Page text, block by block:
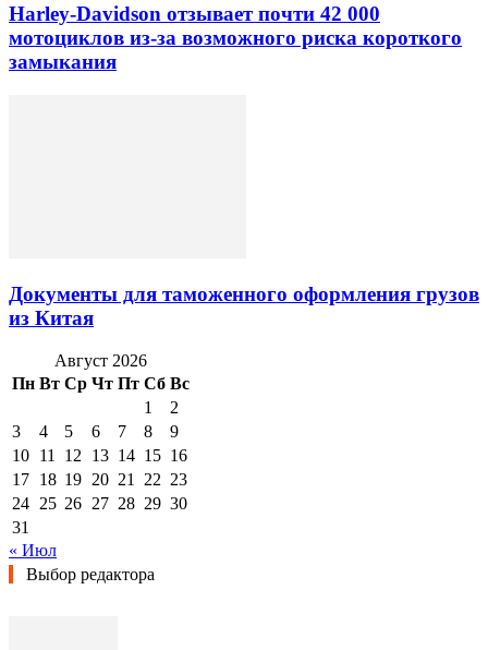
Harley-Davidson отзывает почти 42 000
мотоциклов из-за возможного риска короткого
замыкания
Документы для таможенного оформления грузов
из Китая
Август 2026
Пн Вт Ср Чт Пт Сб Вс
1
2
3
4 5 6 7 8
9
10 11 12 13 14 15 16
17 18 19 20 21 22 23
24 25 26 27 28 29 30
31
« Июл
Выбор редактора